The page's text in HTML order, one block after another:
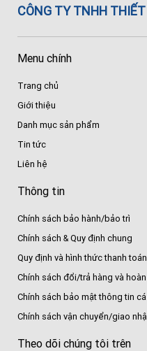
CÔNG TY TNHH THIẾT
Menu chính
Trang chủ
Giới thiệu
Danh mục sản phẩm
Tin tức
Liên hệ
Thông tin
Chính sách bảo hành/bảo trì
Chính sách & Quy định chung
Quy định và hình thức thanh toán
Chính sách đổi/trả hàng và
Chính sách bảo mật thông tin
Chính sách vận chuyển/giao
Theo dõi chúng tôi trên